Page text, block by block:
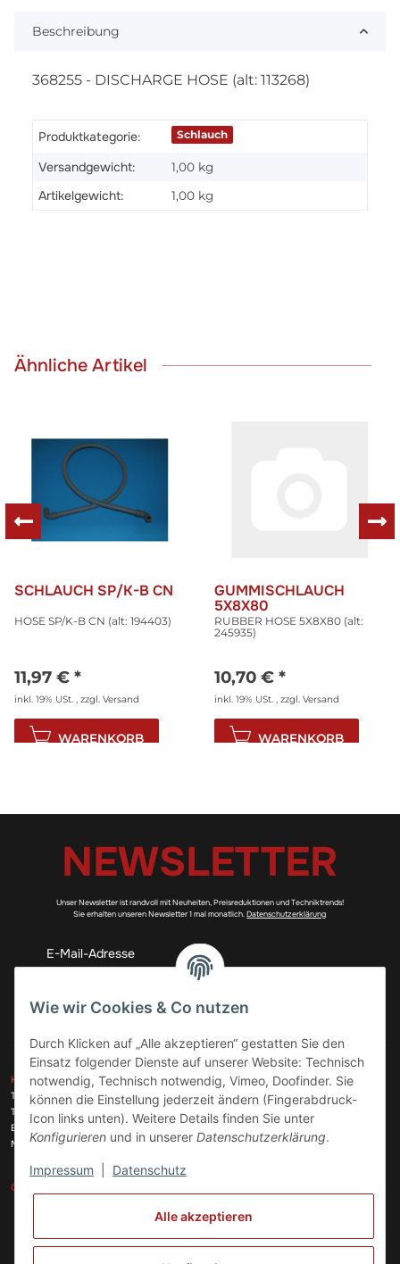
Beschreibung
368255 - DISCHARGE HOSE (alt: 113268)
Produktkategorie: Schlauch
Versandgewicht: 1,00 kg
Artikelgewicht: 1,00 kg
Ähnliche Artikel
SCHLAUCH SP/K-B CN
HOSE SP/K-B CN (alt: 194403)
11,97 € *
inkl. 19% USt. , zzgl. Versand
WARENKORB
GUMMISCHLAUCH
5X8X80
RUBBER HOSE 5X8X80 (alt:
245935)
10,70 € *
inkl. 19% USt. , zzgl. Versand
WARENKORB
NEWSLETTER
Unser Newsletter ist randvoll mit Neuheiten, Preisreduktionen und Techniktrends!
Sie erhalten unseren Newsletter 1 mal monatlich.Datenschutzerklärung
Abonnieren
KONTAKT
Telefon:+49 (0)6074 816 08 0
Telefax:
+49 (0)6074 215 08 60
E-Mail:
info@meinhausgeraetedoc.de
Max Planck Str. 6 c, 63322 Rödermark
GESETZLICHE INFORMATIONEN
ZAHLUNGSARTEN
VERSANDARTEN
Vertrag widerrufen
Wie wir Cookies & Co nutzen
Durch Klicken auf „Alle akzeptieren“ gestatten Sie den
Einsatz folgender Dienste auf unserer Website: Technisch
notwendig, Technisch notwendig, Vimeo, Doofinder. Sie
können die Einstellung jederzeit ändern (Fingerabdruck-
Icon links unten). Weitere Details finden Sie unter
Konfigurieren und in unserer Datenschutzerklärung.
Impressum Datenschutz
Alle akzeptieren